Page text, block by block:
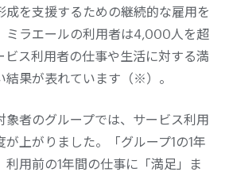
成を支援するための継続的な雇用を
ミラエールの利用者は4,000人を超
ビス利用者の仕事や生活に対する満
結果が表れています（※）。
象者のグループでは、サービス利用
上がりました。「グループ1の1年
用前の1年間の仕事に「満足」ま